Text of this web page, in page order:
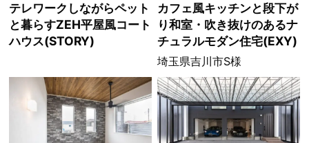
テレワークしながらペット
と暮らすZEH平屋風コート
ハウス(STORY)
カフェ風キッチンと段下が
り和室・吹き抜けのあるナ
チュラルモダン住宅(EXY)
埼玉県吉川市S様